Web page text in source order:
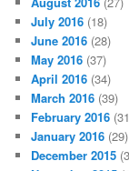
July 2016 (18)
June 2016 (28)
May 2016 (37)
April 2016 (34)
March 2016 (39)
February 2016
January 2016 (29)
December 2015